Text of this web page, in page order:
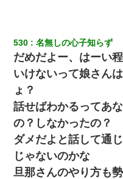
530 名無しの心子知らず
だめだよー、はーい
いけないって娘さん
ょ？
話せばわかるってあ
の？しなかったの？
ダメだよと話して通
じゃないのかな
旦那さんのやり方も